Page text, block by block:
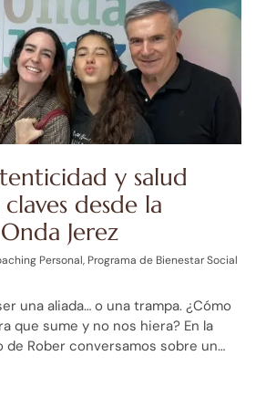
y salud
desde la
Jerez
Personal, Programa de Bienestar Social
una aliada… o una trampa. ¿Cómo
que sume y no nos hiera? En la
de Rober conversamos sobre un…